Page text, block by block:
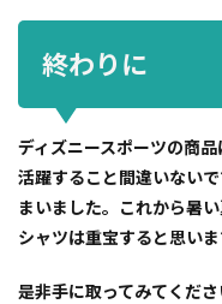
終わりに
ディズニースポーツの商
活躍すること間違いない
まいました。これから暑
シャツは重宝すると思いま
是非手に取ってみてくださ